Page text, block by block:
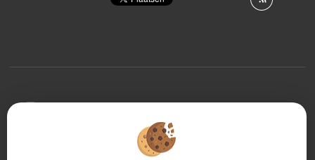
PC, tablet or smartphone, our site automatically adapts
to different types of screens